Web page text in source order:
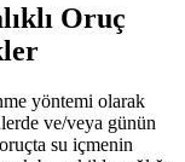
Oruç
yöntemi olarak
ve/veya günün
su içmenin